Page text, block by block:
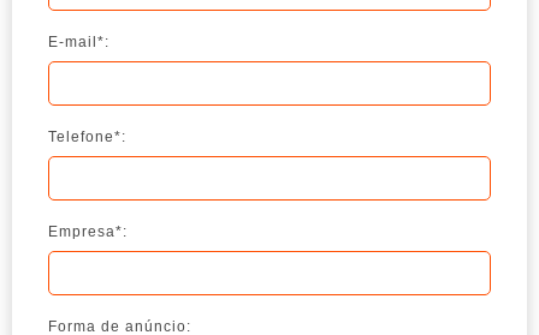
E-mail*:
Telefone*:
Empresa*:
Forma de anúncio: